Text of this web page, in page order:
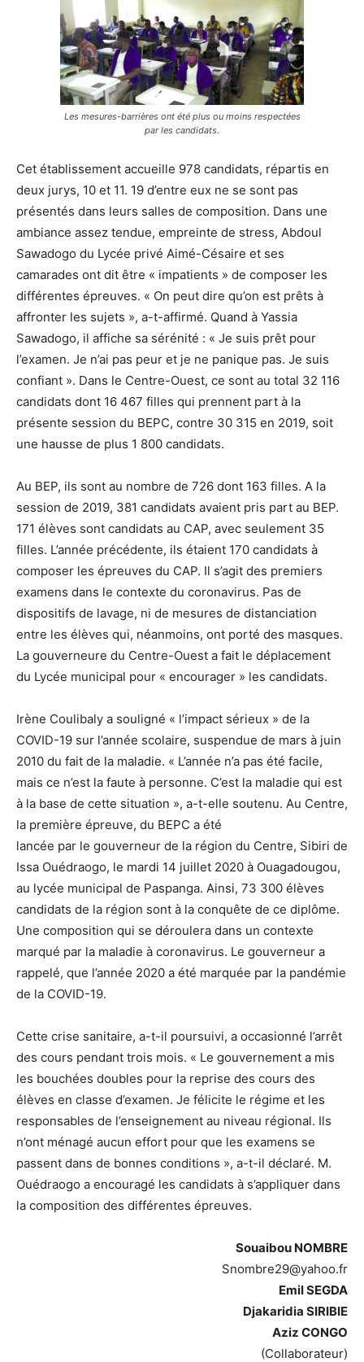
Les mesures-barrières ont été plus ou moins respectées
par les candidats.
Cet établissement accueille 978 candidats, répartis en
deux jurys, 10 et 11. 19 d’entre eux ne se sont pas
présentés dans leurs salles de composition. Dans une
ambiance assez tendue, empreinte de stress, Abdoul
Sawadogo du Lycée privé Aimé-Césaire et ses
camarades ont dit être « impatients » de composer les
différentes épreuves. « On peut dire qu’on est prêts à
affronter les sujets », a-t-affirmé. Quand à Yassia
Sawadogo, il affiche sa sérénité : « Je suis prêt pour
l’examen. Je n’ai pas peur et je ne panique pas. Je suis
confiant ». Dans le Centre-Ouest, ce sont au total 32 116
candidats dont 16 467 filles qui prennent part à la
présente session du BEPC, contre 30 315 en 2019, soit
une hausse de plus 1 800 candidats.
Au BEP, ils sont au nombre de 726 dont 163 filles. A la
session de 2019, 381 candidats avaient pris part au BEP.
171 élèves sont candidats au CAP, avec seulement 35
filles. L’année précédente, ils étaient 170 candidats à
composer les épreuves du CAP. Il s’agit des premiers
examens dans le contexte du coronavirus. Pas de
dispositifs de lavage, ni de mesures de distanciation
entre les élèves qui, néanmoins, ont porté des masques.
La gouverneure du Centre-Ouest a fait le déplacement
du Lycée municipal pour « encourager » les candidats.
Irène Coulibaly a souligné « l’impact sérieux » de la
COVID-19 sur l’année scolaire, suspendue de mars à juin
2010 du fait de la maladie. « L’année n’a pas été facile,
mais ce n’est la faute à personne. C’est la maladie qui est
à la base de cette situation », a-t-elle soutenu. Au Centre,
la première épreuve, du BEPC a été
lancée par le gouverneur de la région du Centre, Sibiri de
Issa Ouédraogo, le mardi 14 juillet 2020 à Ouagadougou,
au lycée municipal de Paspanga. Ainsi, 73 300 élèves
candidats de la région sont à la conquête de ce diplôme.
Une composition qui se déroulera dans un contexte
marqué par la maladie à coronavirus. Le gouverneur a
rappelé, que l’année 2020 a été marquée par la pandémie
de la COVID-19.
Cette crise sanitaire, a-t-il poursuivi, a occasionné l’arrêt
des cours pendant trois mois. « Le gouvernement a mis
les bouchées doubles pour la reprise des cours des
élèves en classe d’examen. Je félicite le régime et les
responsables de l’enseignement au niveau régional. Ils
n’ont ménagé aucun effort pour que les examens se
passent dans de bonnes conditions », a-t-il déclaré. M.
Ouédraogo a encouragé les candidats à s’appliquer dans
la composition des différentes épreuves.
Souaibou NOMBRE
Snombre29@yahoo.fr
Emil SEGDA
Djakaridia SIRIBIE
Aziz CONGO
(Collaborateur)